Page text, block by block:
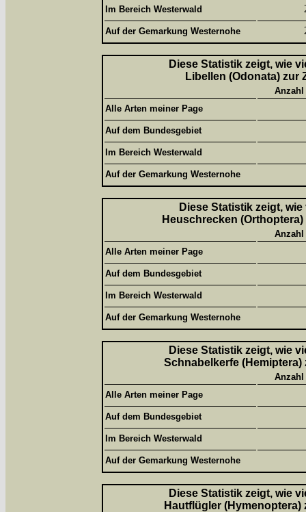
Im Bereich Westerwald
Auf der Gemarkung Westernohe
Diese Statistik zeigt, wie
Libellen (Odonata) zur
Alle Arten meiner Page
Auf dem Bundesgebiet
Im Bereich Westerwald
Auf der Gemarkung Westernohe
Diese Statistik zeigt,
Heuschrecken
Alle Arten meiner Page
Auf dem Bundesgebiet
Im Bereich Westerwald
Auf der Gemarkung Westernohe
Diese Statistik zeigt, wie
Schnabelkerfe
Alle Arten meiner Page
Auf dem Bundesgebiet
Im Bereich Westerwald
Auf der Gemarkung Westernohe
Diese Statistik zeigt, wie
Hautflügler